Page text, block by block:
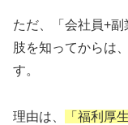
ただ、「会社員+
肢を知ってからは
す。
理由は、
「福利厚